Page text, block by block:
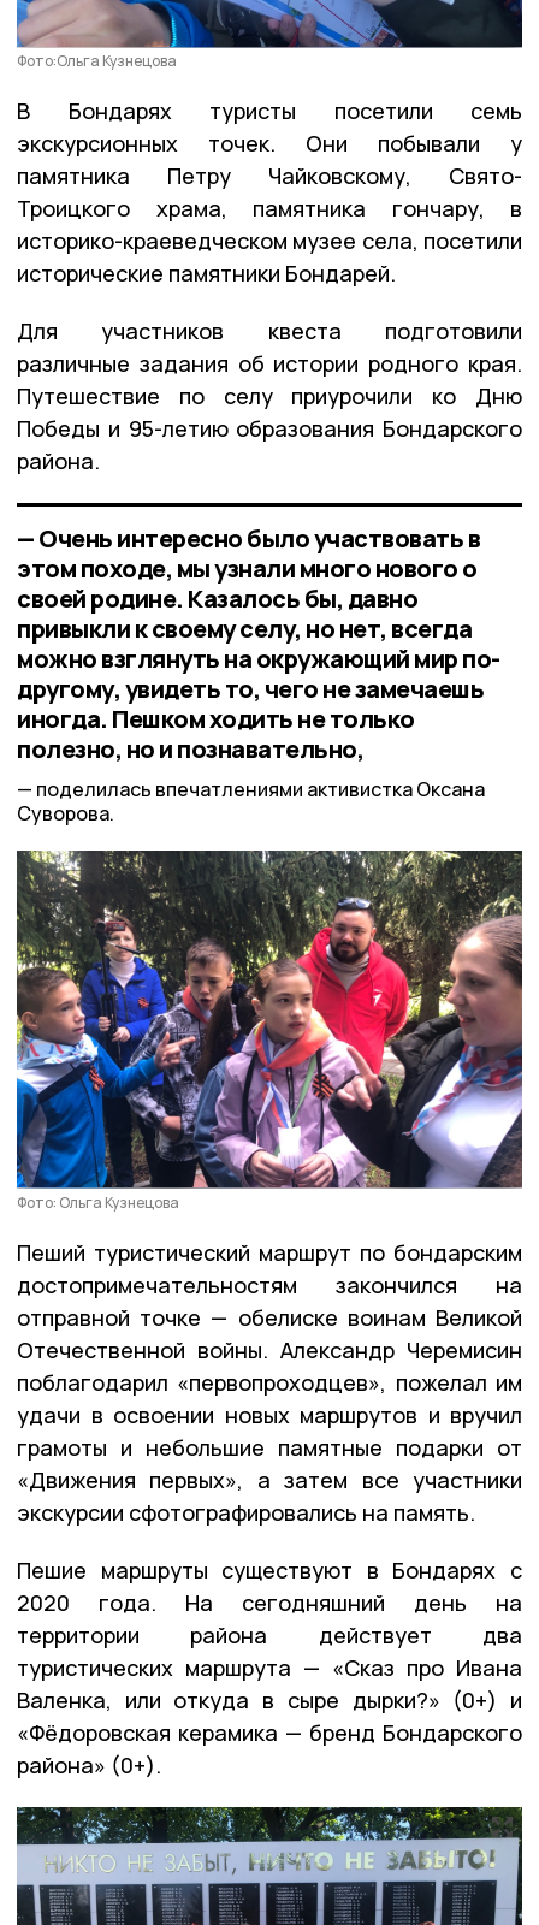
Фото:Ольга Кузнецова
В Бондарях туристы посетили семь
экскурсионных точек. Они побывали у
памятника Петру Чайковскому, Свято-
Троицкого храма, памятника гончару, в
историко-краеведческом музее села, посетили
исторические памятники Бондарей.
Для участников квеста подготовили
различные задания об истории родного края.
Путешествие по селу приурочили ко Дню
Победы и 95-летию образования Бондарского
района.
— Очень интересно было участвовать в
этом походе, мы узнали много нового о
своей родине. Казалось бы, давно
привыкли к своему селу, но нет, всегда
можно взглянуть на окружающий мир по-
другому, увидеть то, чего не замечаешь
иногда. Пешком ходить не только
полезно, но и познавательно,
поделилась впечатлениями активистка Оксана
Суворова.
Фото: Ольга Кузнецова
Пеший туристический маршрут по бондарским
достопримечательностям закончился на
отправной точке — обелиске воинам Великой
Отечественной войны. Александр Черемисин
поблагодарил «первопроходцев», пожелал им
удачи в освоении новых маршрутов и вручил
грамоты и небольшие памятные подарки от
«Движения первых», а затем все участники
экскурсии сфотографировались на память.
Пешие маршруты существуют в Бондарях с
2020 года. На сегодняшний день на
территории района действует два
туристических маршрута — «Сказ про Ивана
Валенка, или откуда в сыре дырки?» (0+) и
«Фёдоровская керамика — бренд Бондарского
района» (0+).